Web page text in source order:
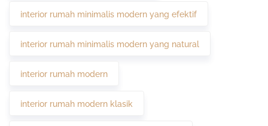
interior rumah minimalis modern yang efektif
interior rumah minimalis modern yang natural
interior rumah modern
interior rumah modern klasik